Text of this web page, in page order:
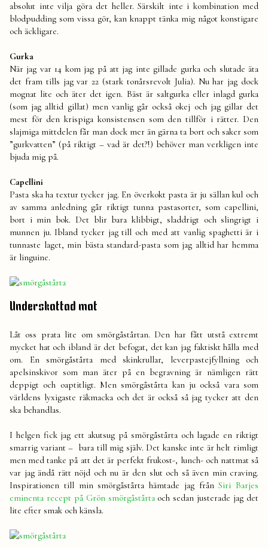
absolut inte vilja göra det heller. Särskilt inte i kombination med
blodpudding som vissa gör, kan knappt tänka mig något konstigare
och äckligare.
Gurka
När jag var 14 kom jag på att jag inte gillade gurka och slutade äta
det fram tills jag var 22 (stark tonårsrevolt Julia). Nu har jag dock
mognat lite och äter det igen. Bäst är saltgurka eller inlagd gurka
(som jag alltid gillat) men vanlig går också okej och jag gillar det
mest för den krispiga konsistensen som den tillför i rätter. Den
slajmiga mittdelen får man dock mer än gärna ta bort och saker som
”gurkvatten” (på riktigt – vad är det?!) behöver man verkligen inte
bjuda mig på.
Capellini
Pasta ska ha textur tycker jag. En överkokt pasta är ju sällan kul och
av samma anledning går riktigt tunna pastasorter, som capellini,
bort i min bok. Det blir bara klibbigt, sladdrigt och slingrigt i
munnen ju. Ibland tycker jag till och med att vanlig spaghetti är i
tunnaste laget, min bästa standard-pasta som jag alltid har hemma
är linguine.
Underskattad mat
Låt oss prata lite om smörgåstårtan. Den har fått utstå extremt
mycket hat och ibland är det befogat, det kan jag faktiskt hålla med
om. En smörgåstårta med skinkrullar, leverpastejfyllning och
apelsinskivor som man äter på en begravning är nämligen rätt
deppigt och oaptitligt. Men smörgåstårta kan ju också vara som
världens lyxigaste räkmacka och det är också så jag tycker att den
ska behandlas.
I helgen fick jag ett akutsug på smörgåstårta och lagade en riktigt
smarrig variant – bara till mig själv. Det kanske inte är helt rimligt
men med tanke på att det är perfekt frukost-, lunch- och nattmat så
var jag ändå rätt nöjd och nu är den slut och så även min craving.
Inspirationen till min smörgåstårta hämtade jag frånSiri Barjes
eminenta recept på Grön smörgåstårtaoch sedan justerade jag det
lite efter smak och känsla.